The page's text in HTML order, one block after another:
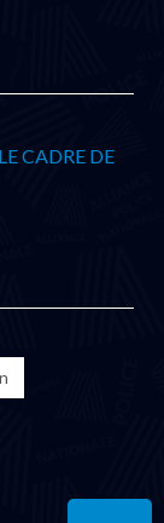
CADRE DE